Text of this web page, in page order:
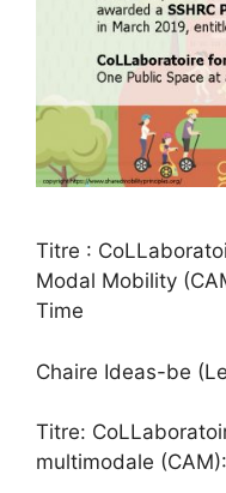
Titre :
Modal Mobility
Time
Chaire Ideas-be
Titre:
multimodale